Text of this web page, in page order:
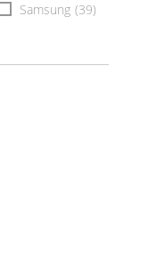
Samsung (39)